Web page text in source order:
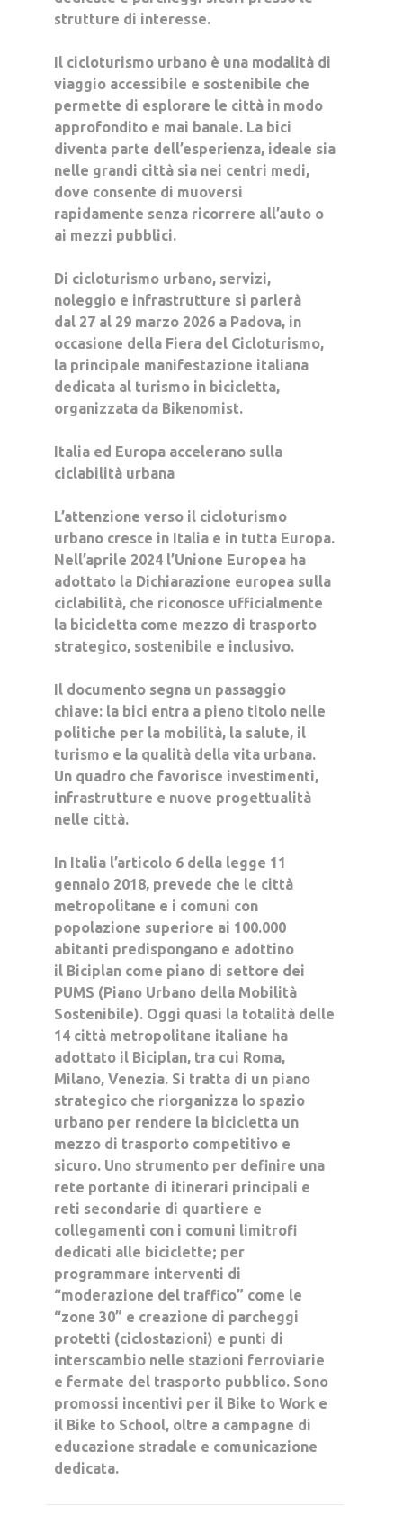
strutture di interesse.
Il cicloturismo urbano è una modalità di
viaggio accessibile e sostenibile che
permette di esplorare le città in modo
approfondito e mai banale. La bici
diventa parte dell’esperienza, ideale sia
nelle grandi città sia nei centri medi,
dove consente di muoversi
rapidamente senza ricorrere all’auto o
ai mezzi pubblici.
Di cicloturismo urbano, servizi,
noleggio e infrastrutture si parlerà
dal 27 al 29 marzo 2026 a Padova, in
occasione della Fiera del Cicloturismo,
la principale manifestazione italiana
dedicata al turismo in bicicletta,
organizzata da Bikenomist.
Italia ed Europa accelerano sulla
ciclabilità urbana
L’attenzione verso il cicloturismo
urbano cresce in Italia e in tutta Europa.
Nell’aprile 2024l’Unione Europea ha
adottato la Dichiarazione europea sulla
ciclabilità, che riconosce ufficialmente
la bicicletta come mezzo di trasporto
strategico, sostenibile e inclusivo.
Il documento segna un passaggio
chiave: la bici entra a pieno titolo nelle
politiche per la mobilità, la salute, il
turismo e la qualità della vita urbana.
Un quadro che favorisce investimenti,
infrastrutture e nuove progettualità
nelle città.
In Italia l’articolo 6 della legge 11
gennaio 2018, prevede che le città
metropolitane e i comuni con
popolazione superiore ai 100.000
abitanti predispongano e adottino
il Biciplancome piano di settore dei
PUMS (Piano Urbano della Mobilità
Sostenibile). Oggi quasi la totalità delle
14 città metropolitane italiane ha
adottato il Biciplan, tra cui Roma,
Milano, Venezia. Si tratta di un piano
strategico che riorganizza lo spazio
urbano per rendere la bicicletta un
mezzo di trasporto competitivo e
sicuro. Uno strumento per definire una
rete portante di itinerari principali e
reti secondarie di quartiere e
collegamenti con i comuni limitrofi
dedicati alle biciclette; per
programmare interventi di
“moderazione del traffico” come le
“zone 30” e creazione di parcheggi
protetti (ciclostazioni) e punti di
interscambio nelle stazioni ferroviarie
e fermate del trasporto pubblico. Sono
promossi incentivi per il Bike to Work e
il Bike to School, oltre a campagne di
educazione stradale e comunicazione
dedicata.